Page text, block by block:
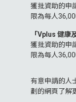
獲批資助的申
限為每人
「Vplus 健康
獲批資助的申
限為每人
有意申請的人
劃的網頁了解